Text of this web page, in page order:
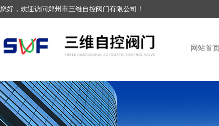
您好，欢迎访问郑州市三维自控阀门有限公司！
网站首